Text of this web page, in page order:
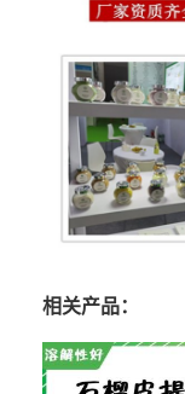
相关产品：